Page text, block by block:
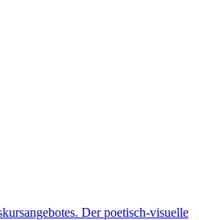
Der poetisch-visuelle